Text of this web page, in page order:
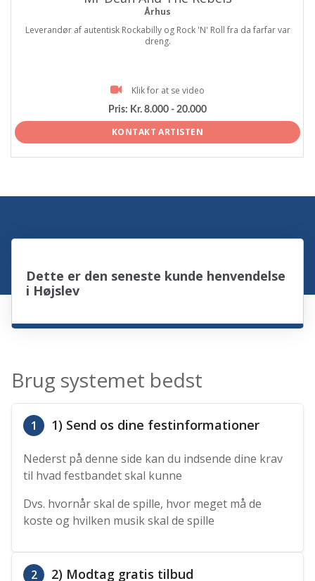
Århus
Leverandør af autentisk Rockabilly og Rock 'N' Roll fra da farfar var
dreng.
Klik for at se video
Pris: Kr. 8.000 - 20.000
KONTAKT ARTISTEN
Dette er den seneste kunde henvendelse
i Højslev
Brug systemet bedst
1 1) Send os dine festinformationer
Nederst på denne side kan du indsende dine krav
til hvad festbandet skal kunne
Dvs. hvornår skal de spille, hvor meget må de
koste og hvilken musik skal de spille
2 2) Modtag gratis tilbud